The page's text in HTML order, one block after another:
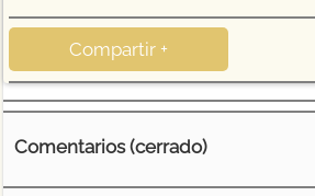
Compartir +
Comentarios (cerrado)